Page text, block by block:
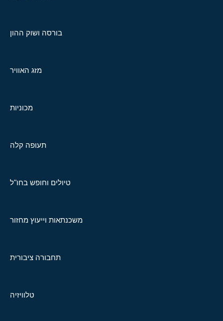
בורסה ושוק ההון
מזג האוויר
מכוניות
תעופה קלה
טיולים וחופש בחו"ל
משכנתאות וייעוץ מחזור
תחבורה ציבורית
טלוויזיה